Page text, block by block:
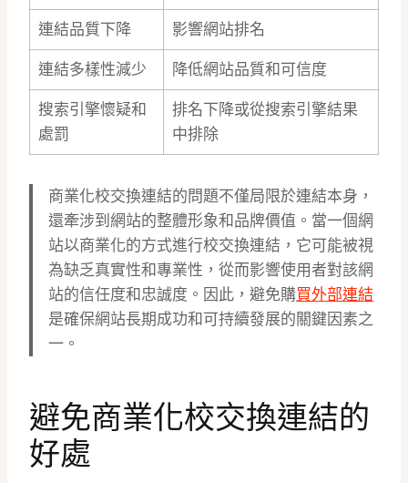
連結品質下降 影響網站排名
連結多樣性減少 降低網站品質和可信度
搜索引擎懷疑和
處罰
排名下降或從搜索引擎結果
中排除
商業化校交換連結的問題不僅局限於連結本身，
還牽涉到網站的整體形象和品牌價值。當一個網
站以商業化的方式進行校交換連結，它可能被視
為缺乏真實性和專業性，從而影響使用者對該網
站的信任度和忠誠度。因此，避免購買外部連結
是確保網站長期成功和可持續發展的關鍵因素之
一。
避免商業化校交換連結的
好處